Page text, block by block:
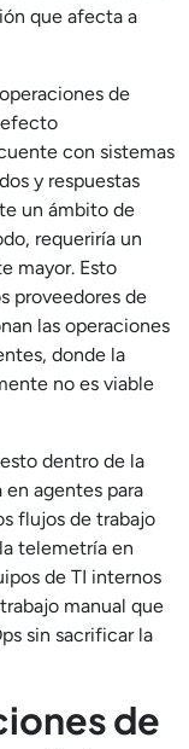
que afecta a
de
efecto
con sistemas
y respuestas
un ámbito de
requeriría un
mayor. Esto
proveedores de
las operaciones
donde la
no es viable
dentro de la
en agentes para
flujos de trabajo
telemetría en
de TI internos
manual que
sin sacrificar la
de